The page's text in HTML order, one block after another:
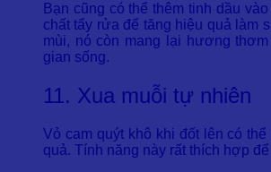
Bạn cũng có thể thêm tinh dầu
chất tẩy rửa để tăng hiệu quả làm
mùi, nó còn mang lại hương
gian sống.
11. Xua muỗi tự nhiên
Vỏ cam quýt khô khi đốt lên có
quả. Tính năng này rất thích hợp